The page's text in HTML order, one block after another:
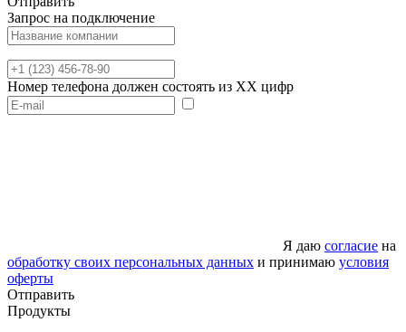
Запрос на подключение
Номер телефона должен состоять из XX цифр
Я даю согласие на
обработку своих персональных данных и принимаю условия
оферты
Отправить
Продукты